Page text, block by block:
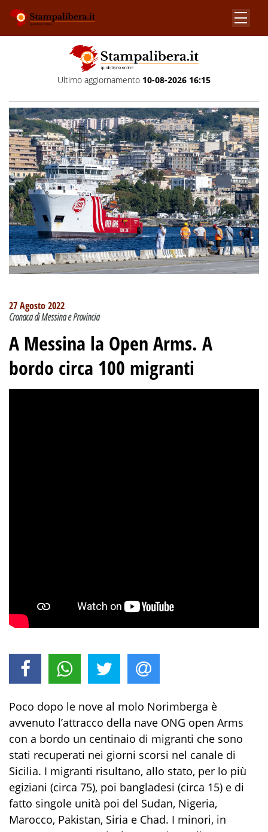
Ultimo aggiornamento 10-08-2026 16:15
27 Agosto 2022
Cronaca di Messina e Provincia
A Messina la Open Arms. A
bordo circa 100 migranti
Poco dopo le nove al molo Norimberga è
avvenuto l’attracco della nave ONG open Arms
con a bordo un centinaio di migranti che sono
stati recuperati nei giorni scorsi nel canale di
Sicilia. I migranti risultano, allo stato, per lo più
egiziani (circa 75), poi bangladesi (circa 15) e di
fatto singole unità poi del Sudan, Nigeria,
Marocco, Pakistan, Siria e Chad. I minori, in